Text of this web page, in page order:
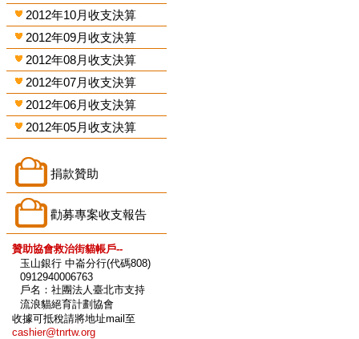
2012年10月收支決算
2012年09月收支決算
2012年08月收支決算
2012年07月收支決算
2012年06月收支決算
2012年05月收支決算
捐款贊助
勸募專案收支報告
贊助協會救治街貓帳戶--
玉山銀行 中崙分行(代碼808)
0912940006763
戶名：社團法人臺北市支持
流浪貓絕育計劃協會
收據可抵稅請將地址mail至
cashier@tnrtw.org